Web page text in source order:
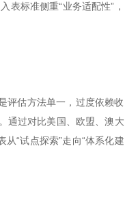
表标准侧重“业务适配性”，
评估方法单一，过度依赖收
通过对比美国、欧盟、澳大
“试点探索”走向“体系化建